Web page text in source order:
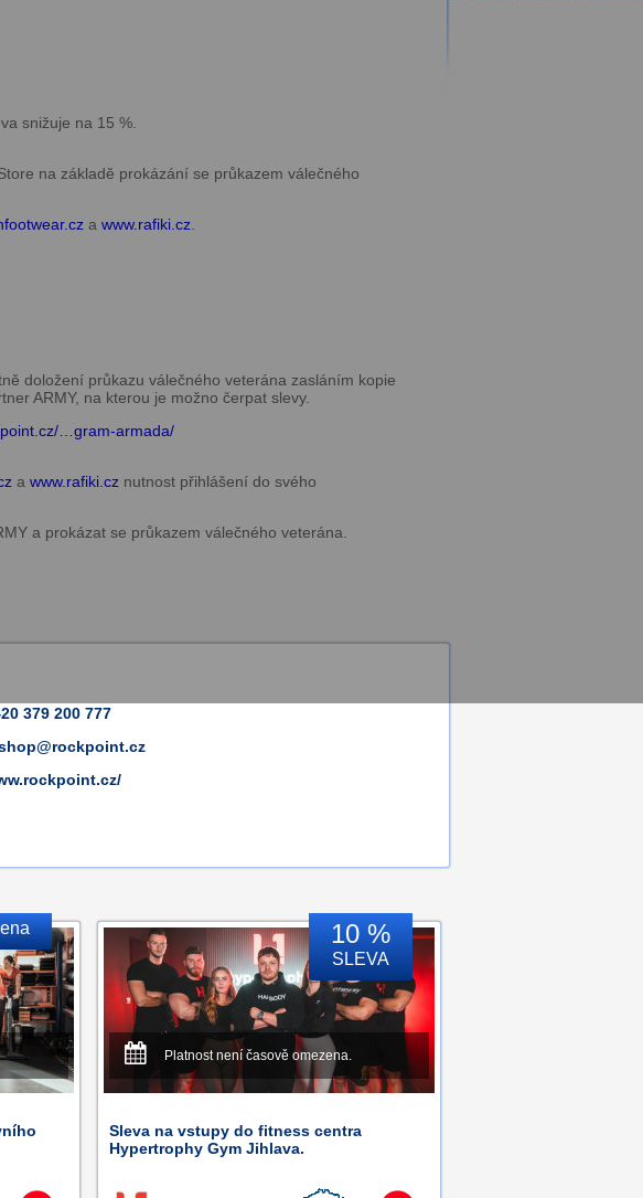
snižuje na 15 %.
na základě prokázání se průkazem válečného
a www.rafiki.cz
doložení průkazu válečného veterána zasláním kopie
ARMY, na kterou je možno čerpat slevy.
…gram-armada/
a www.rafiki.cz nutnost přihlášení do svého
a prokázat se průkazem válečného veterána.
379 200 777
10 %
SLEVA
Platnost není časově omezena.
Sleva na vstupy do fitness centra
Hypertrophy Gym Jihlava.